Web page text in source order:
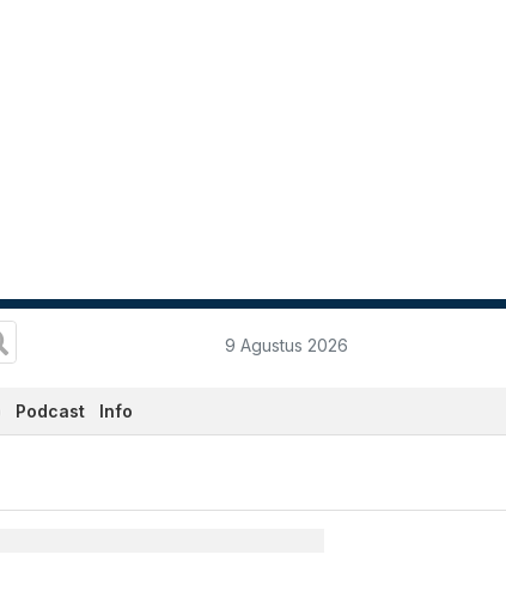
9 Agustus 2026
Podcast Info
Ini - Katadata.co.id